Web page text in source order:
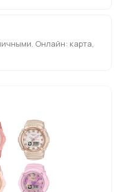
Онлайн: карта,